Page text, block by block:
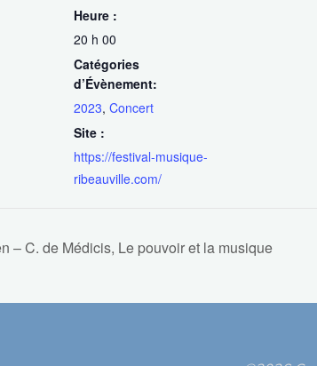
Heure :
20 h 00
Catégories
d’Évènement:
2023, Concert
Site :
https://festival-musique-
ribeauville.com/
– C. de Médicis, Le pouvoir et la musique